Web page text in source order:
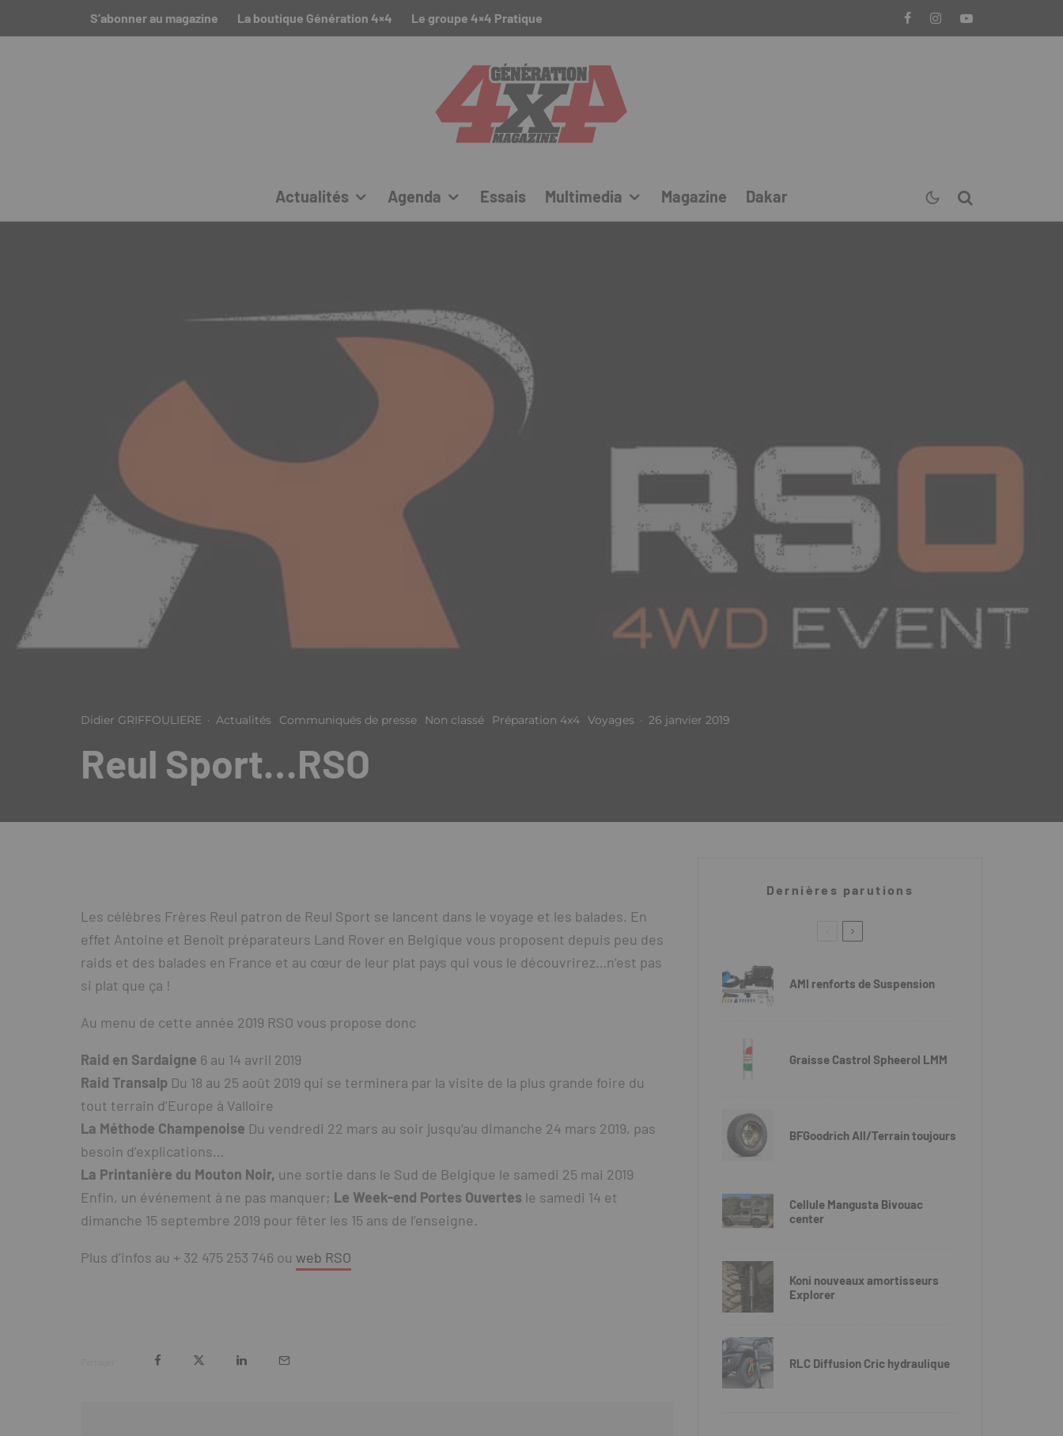
S’abonner au magazine La boutique Génération 4×4 Le groupe 4×4 Pratique
Actualités Agenda Essais Multimedia Magazine Dakar
Didier GRIFFOULIERE · Actualités Communiqués de presse Non classé Préparation 4x4 Voyages · 26 janvier 2019
Reul Sport…RSO
Les célèbres Frères Reul patron de Reul Sport se lancent dans le voyage et les balades. En
effet Antoine et Benoît préparateurs Land Rover en Belgique vous proposent depuis peu des
raids et des balades en France et au cœur de leur plat pays qui vous le découvrirez…n’est pas
si plat que ça !
Au menu de cette année 2019 RSO vous propose donc
Raid en Sardaigne 6 au 14 avril 2019
Raid Transalp Du 18 au 25 août 2019 qui se terminera par la visite de la plus grande foire du
tout terrain d’Europe à Valloire
La Méthode Champenoise Du vendredi 22 mars au soir jusqu’au dimanche 24 mars 2019, pas
besoin d’explications…
La Printanière du Mouton Noir, une sortie dans le Sud de Belgique le samedi 25 mai 2019
Enfin, un événement à ne pas manquer; Le Week-end Portes Ouvertes le samedi 14 et
dimanche 15 septembre 2019 pour fêter les 15 ans de l’enseigne.
Plus d’infos au + 32 475 253 746 ou web RSO
Dernières parutions
AMI renforts de Suspension
Graisse Castrol Spheerol LMM
BFGoodrich All/Terrain toujours
Cellule Mangusta Bivouac
center
Koni nouveaux amortisseurs
Explorer
RLC Diffusion Cric hydraulique